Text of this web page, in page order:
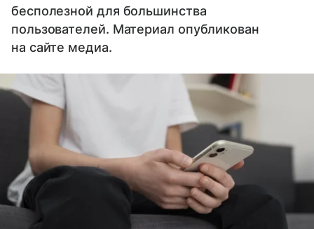
бесполезной для большинства
пользователей. Материал опубликован
на сайте медиа.